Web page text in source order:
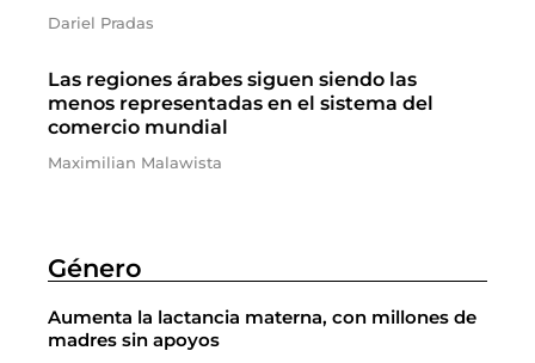
Dariel Pradas
Las regiones árabes siguen siendo las
menos representadas en el sistema del
comercio mundial
Maximilian Malawista
Género
Aumenta la lactancia materna, con millones de
madres sin apoyos